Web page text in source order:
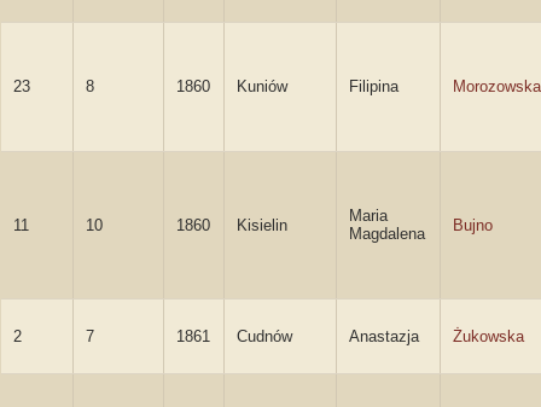
23 8 1860 Kuniów Filipina Morozowska
11 10 1860 Kisielin
Maria
Magdalena
Bujno
2 7 1861 Cudnów Anastazja Żukowska